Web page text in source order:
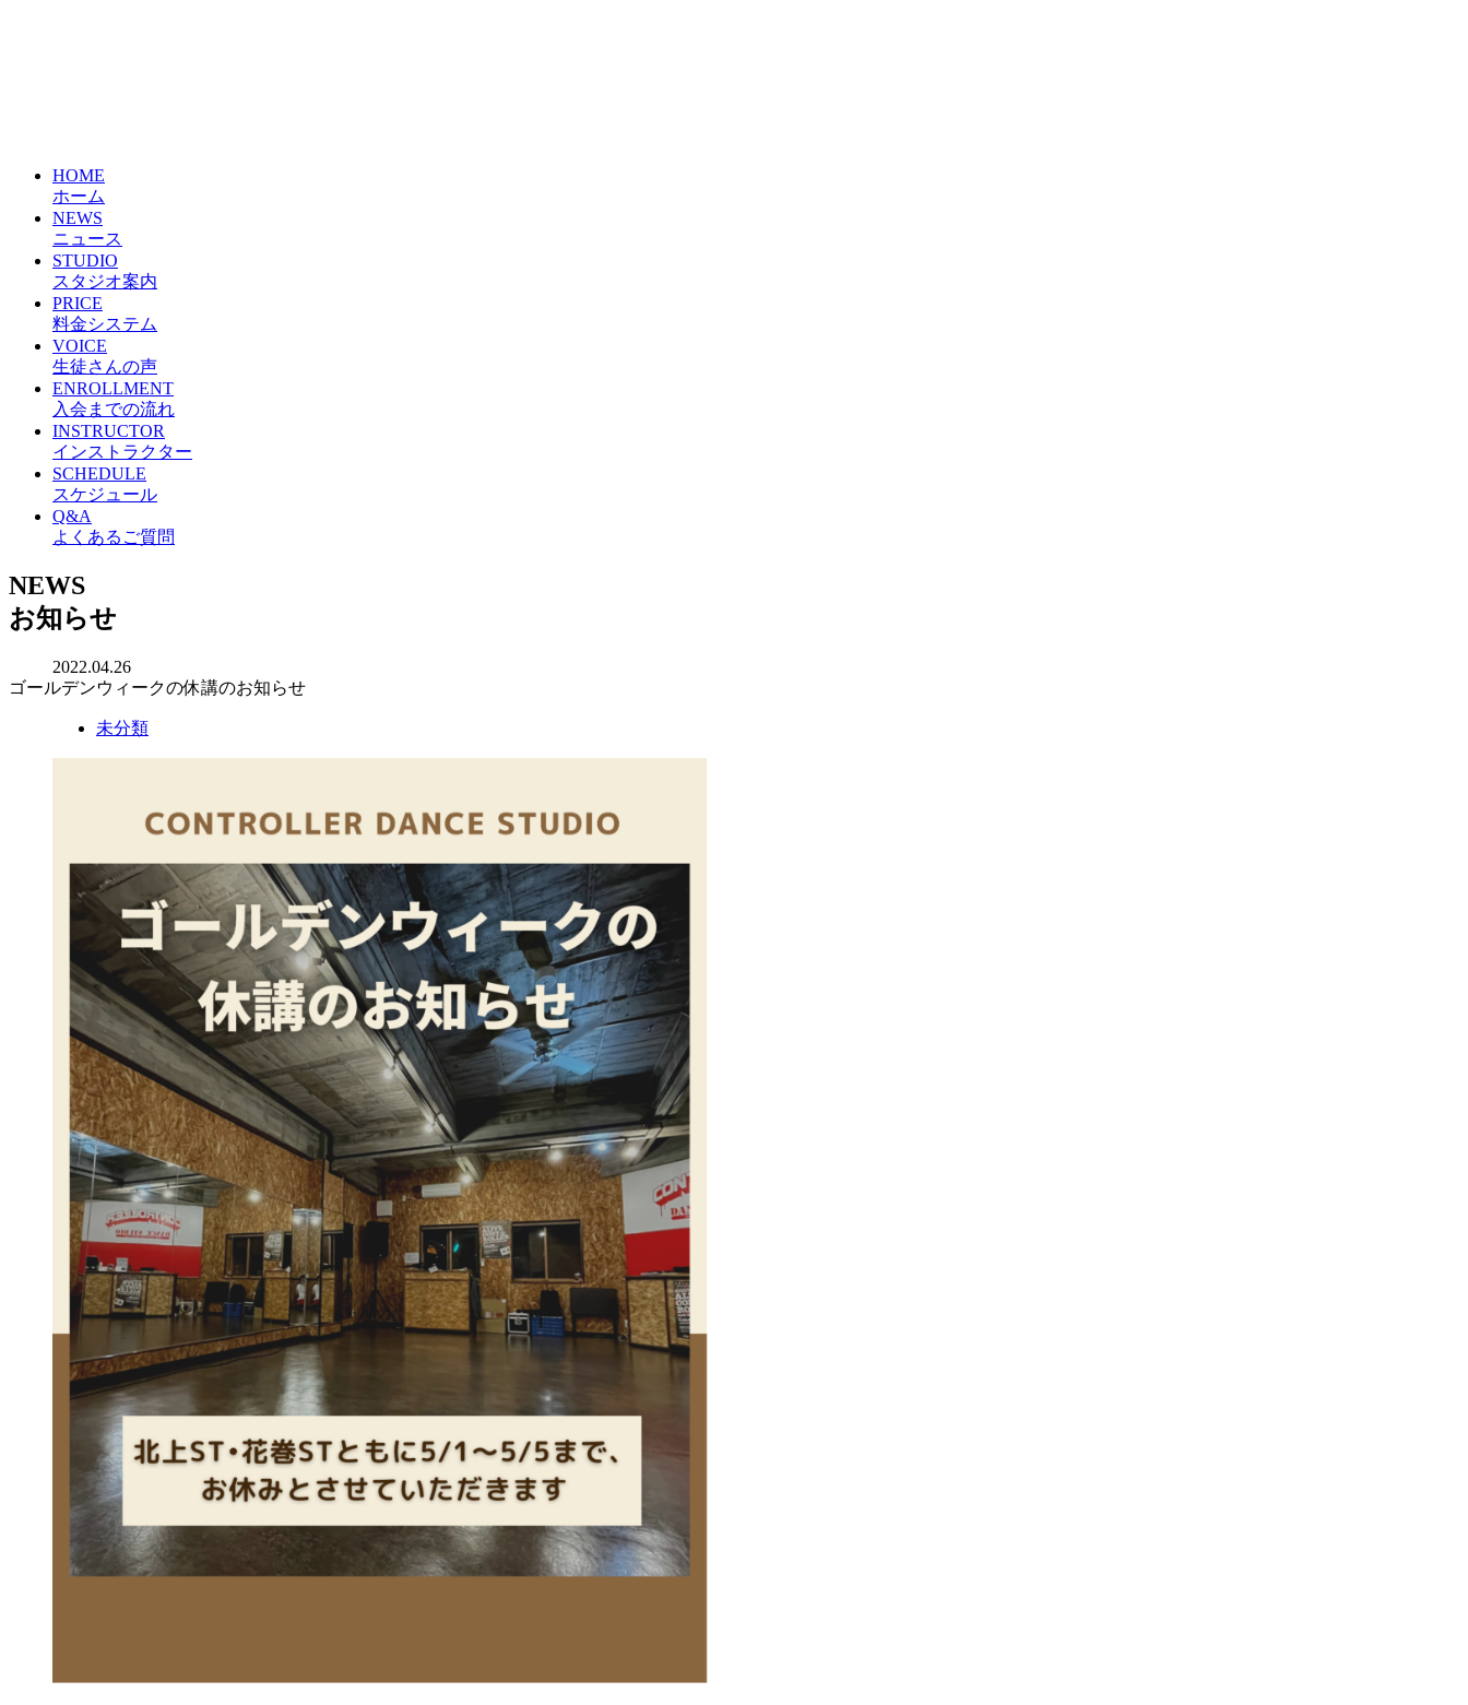
HOME
ホーム
NEWS
ニュース
STUDIO
スタジオ案内
PRICE
料金システム
VOICE
生徒さんの声
ENROLLMENT
入会までの流れ
INSTRUCTOR
インストラクター
SCHEDULE
スケジュール
Q&A
よくあるご質問
NEWS
お知らせ
2022.04.26
ゴールデンウィークの休講のお知らせ
未分類